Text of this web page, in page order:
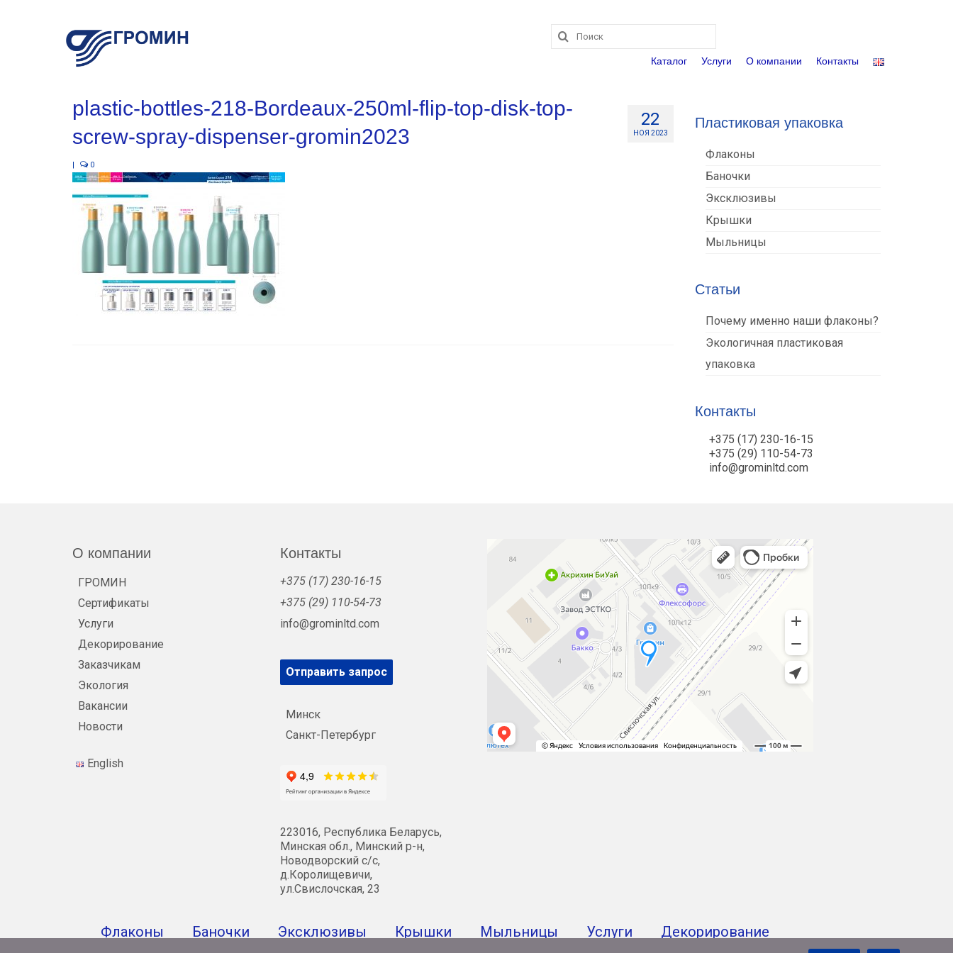
Поиск:
Каталог Услуги О компании Контакты
22
НОЯ 2023
plastic-bottles-218-Bordeaux-250ml-flip-top-disk-top-
screw-spray-dispenser-gromin2023
| 0
Пластиковая упаковка
Флаконы
Баночки
Эксклюзивы
Крышки
Мыльницы
Статьи
Почему именно наши флаконы?
Экологичная пластиковая
упаковка
Контакты
+375 (17) 230-16-15
+375 (29) 110-54-73
info@grominltd.com
О компании
ГРОМИН
Сертификаты
Услуги
Декорирование
Заказчикам
Экология
Вакансии
Новости
English
Контакты
+375 (17) 230-16-15
+375 (29) 110-54-73
info@grominltd.com
Отправить запрос
Минск
Санкт-Петербург
223016, Республика Беларусь,
Минская обл., Минский р-н,
Новодворский с/с,
д.Королищевичи,
ул.Свислочская, 23
Флаконы Баночки Эксклюзивы Крышки Мыльницы Услуги Декорирование